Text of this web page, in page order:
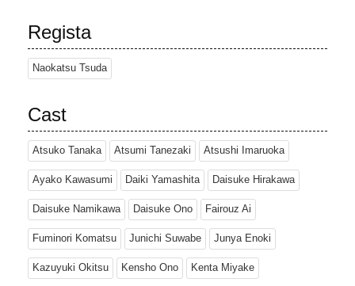
Regista
Naokatsu Tsuda
Cast
Atsuko Tanaka Atsumi Tanezaki Atsushi Imaruoka
Ayako Kawasumi Daiki Yamashita Daisuke Hirakawa
Daisuke Namikawa Daisuke Ono Fairouz Ai
Fuminori Komatsu Junichi Suwabe Junya Enoki
Kazuyuki Okitsu Kensho Ono Kenta Miyake